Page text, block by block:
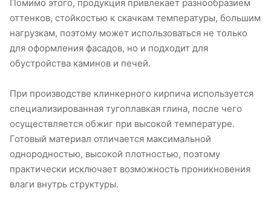
Помимо этого, продукция привлекает разнообразием
оттенков, стойкостью к скачкам температуры, большим
нагрузкам, поэтому может использоваться не только
для оформления фасадов, но и подходит для
обустройства каминов и печей.
При производстве клинкерного кирпича используется
специализированная тугоплавкая глина, после чего
осуществляется обжиг при высокой температуре.
Готовый материал отличается максимальной
однородностью, высокой плотностью, поэтому
практически исключает возможность проникновения
влаги внутрь структуры.